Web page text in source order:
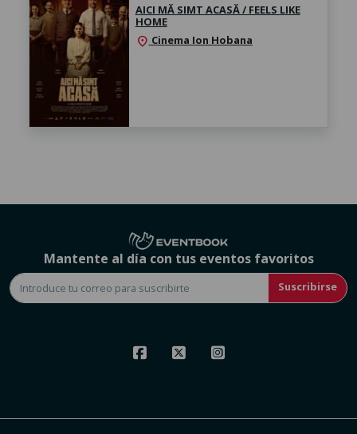
AICI MĂ SIMT ACASĂ / FEELS LIKE
HOME
location_on Cinema Ion Hobana
Mantente al día con tus eventos favoritos
Suscribirse